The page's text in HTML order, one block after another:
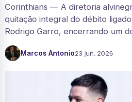
Corinthians — A diretoria
quitação integral do débito
Rodrigo Garro, encerrando um
Marcos Antonio23 jun. 2026